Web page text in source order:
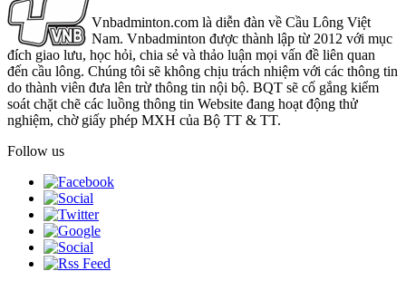
Vnbadminton.com là diễn đàn về Cầu Lông Việt
Nam. Vnbadminton được thành lập từ 2012 với mục
đích giao lưu, học hỏi, chia sẻ và thảo luận mọi vấn đề liên quan
đến cầu lông. Chúng tôi sẽ không chịu trách nhiệm với các thông tin
do thành viên đưa lên trừ thông tin nội bộ. BQT sẽ cố gắng kiểm
soát chặt chẽ các luồng thông tin Website đang hoạt động thử
nghiệm, chờ giấy phép MXH của Bộ TT & TT.
Follow us